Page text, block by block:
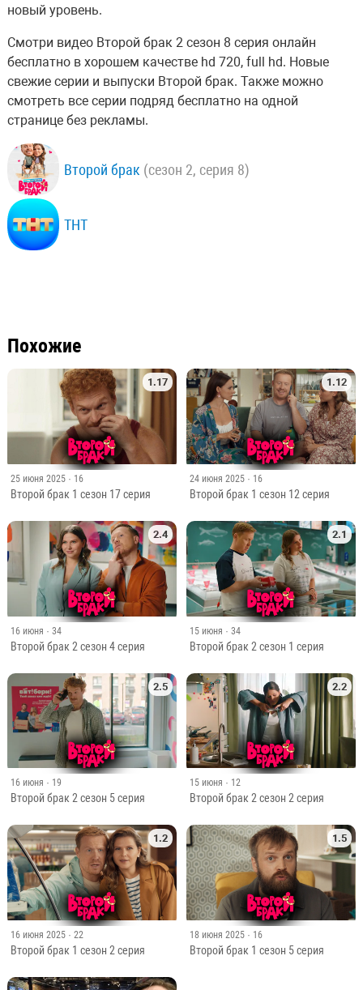
новый уровень.
Смотри видео Второй брак 2 сезон 8 серия онлайн
бесплатно в хорошем качестве hd 720, full hd. Новые
свежие серии и выпуски Второй брак. Также можно
смотреть все серии подряд бесплатно на одной
странице без рекламы.
Второй брак (сезон 2, серия 8)
ТНТ
Похожие
1.17
25 июня 2025 · 16
Второй брак 1 сезон 17 серия
1.12
24 июня 2025 · 16
Второй брак 1 сезон 12 серия
2.4
16 июня · 34
Второй брак 2 сезон 4 серия
2.1
15 июня · 34
Второй брак 2 сезон 1 серия
2.5
16 июня · 19
Второй брак 2 сезон 5 серия
2.2
15 июня · 12
Второй брак 2 сезон 2 серия
1.2
16 июня 2025 · 22
Второй брак 1 сезон 2 серия
1.5
18 июня 2025 · 16
Второй брак 1 сезон 5 серия